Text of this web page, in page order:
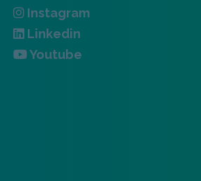
Instagram
Linkedin
Youtube